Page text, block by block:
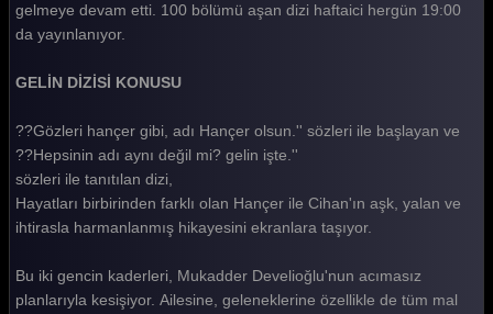
Gelin 312. Bölüm
Gelin 310. Bölüm
Gelin 309. Bölüm
Gelin 308. Bölüm
Gelin 307. Bölüm
Gelin 305. Bölüm
gelmeye devam etti. 100 bölümü aşan dizi haftaici hergün 19:00
da yayınlanıyor.
GELİN DİZİSİ KONUSU
??Gözleri hançer gibi, adı Hançer olsun.'' sözleri ile başlayan ve
??Hepsinin adı aynı değil mi? gelin işte.''
sözleri ile tanıtılan dizi,
Hayatları birbirinden farklı olan Hançer ile Cihan'ın aşk, yalan ve
ihtirasla harmanlanmış hikayesini ekranlara taşıyor.
Bu iki gencin kaderleri, Mukadder Develioğlu'nun acımasız
planlarıyla kesişiyor. Ailesine, geleneklerine özellikle de tüm mal